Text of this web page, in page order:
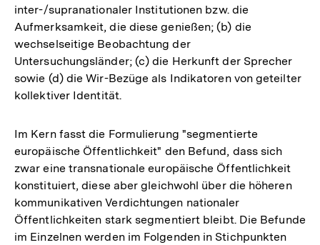
inter-/supranationaler Institutionen bzw. die
Aufmerksamkeit, die diese genießen; (b) die
wechselseitige Beobachtung der
Untersuchungsländer; (c) die Herkunft der Sprecher
sowie (d) die Wir-Bezüge als Indikatoren von geteilter
kollektiver Identität.
Im Kern fasst die Formulierung "segmentierte
europäische Öffentlichkeit" den Befund, dass sich
zwar eine transnationale europäische Öffentlichkeit
konstituiert, diese aber gleichwohl über die höheren
kommunikativen Verdichtungen nationaler
Öffentlichkeiten stark segmentiert bleibt. Die Befunde
im Einzelnen werden im Folgenden in Stichpunkten